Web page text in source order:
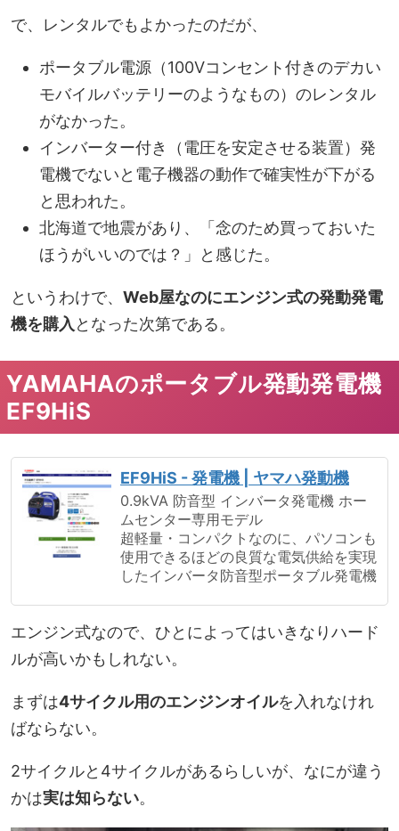
で、レンタルでもよかったのだが、
ポータブル電源（100Vコンセント付きのデカい
モバイルバッテリーのようなもの）のレンタル
がなかった。
インバーター付き（電圧を安定させる装置）発
電機でないと電子機器の動作で確実性が下がる
と思われた。
北海道で地震があり、「念のため買っておいた
ほうがいいのでは？」と感じた。
というわけで、 Web屋なのにエンジン式の発動発電
機を購入となった次第である。
YAMAHAのポータブル発動発電機
EF9HiS
EF9HiS - 発電機 | ヤマハ発動機
0.9kVA 防音型 インバータ発電機 ホー
ムセンター専用モデル
超軽量・コンパクトなのに、パソコンも
使用できるほどの良質な電気供給を実現
したインバータ防音型ポータブル発電機
エンジン式なので、ひとによってはいきなりハード
ルが高いかもしれない。
まずは4サイクル用のエンジンオイルを入れなけれ
ばならない。
2サイクルと4サイクルがあるらしいが、なにが違う
かは実は知らない。